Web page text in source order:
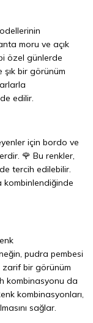
moru ve açık
özel günlerde
bir görünüm
edilir.
için bordo ve
🌹 Bu renkler,
tercih edilebilir.
kombinlendiğinde
pudra pembesi
zarif bir görünüm
kombinasyonu da
kombinasyonları,
sağlar.